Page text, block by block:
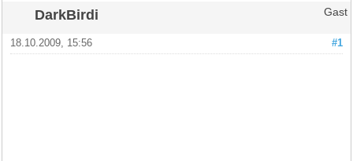
DarkBirdi Gast
#1
18.10.2009, 15:56